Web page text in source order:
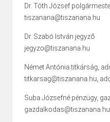
Dr. Tóth József
tiszanana@tiszanana.hu
Dr. Szabó István jegyző
jegyzo@tiszanana.hu
Német Antónia titkárság,
titkarsag@tiszanana.hu,
Suba Józsefné pénzügy,
gazdalkodas@tiszanana.hu